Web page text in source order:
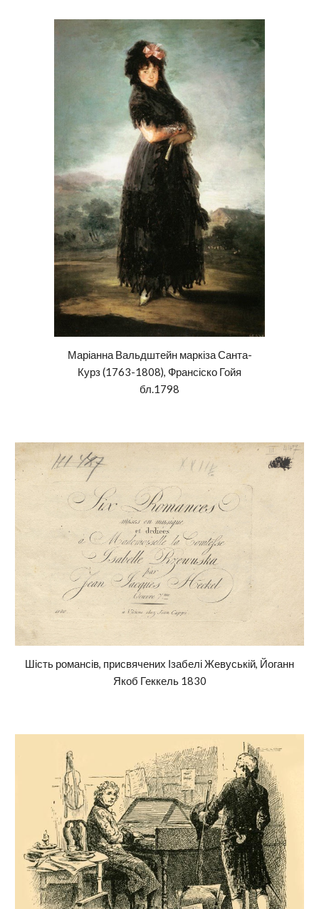
Маріанна Вальдштейн маркіза Санта-
Курз (1763-1808), Франсіско Гойя
бл.1798
Шість романсів, присвячених Ізабелі Жевуській, Йоганн
Якоб Геккель 1830